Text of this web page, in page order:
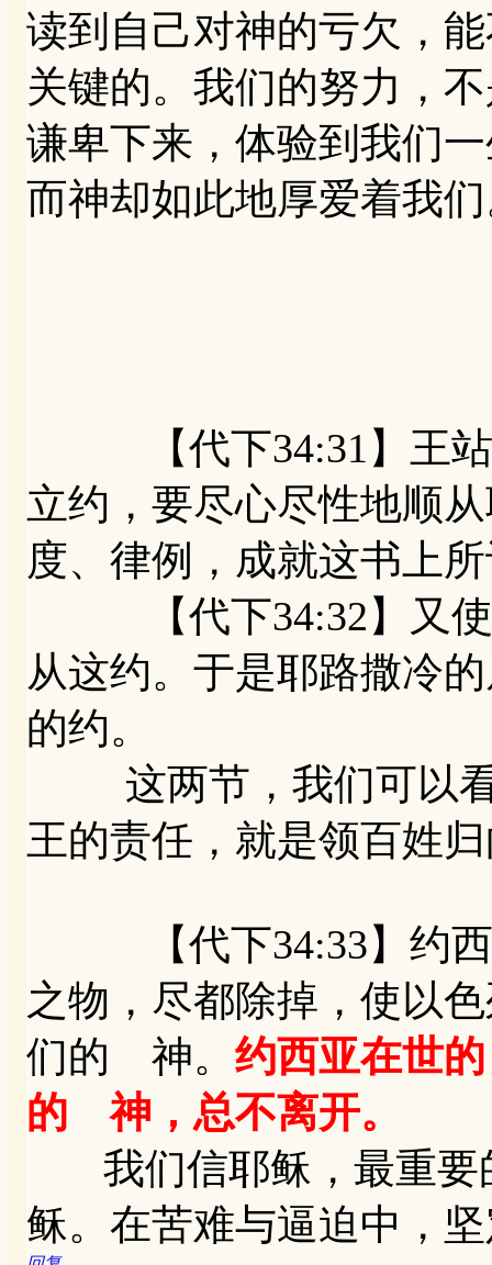
读到自己对神的亏欠，
关键的。我们的努力，
谦卑下来，体验到我们
而神却如此地厚爱着我
【代下34:31】王站
立约，要尽心尽性地顺
度、律例，成就这书上
【代下34:32】又使
从这约。于是耶路撒冷
的约。
这两节，我们可以看
王的责任，就是领百姓
【代下34:33】约西
之物，尽都除掉，使以
们的 神。 约西亚在世
的 神，总不离开。
我们信耶稣，最重要
稣。在苦难与逼迫中，